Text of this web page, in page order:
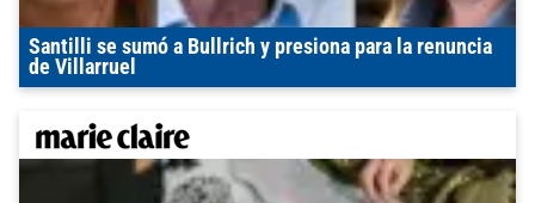
Santilli se sumó a Bullrich y presiona para la renuncia
de Villarruel